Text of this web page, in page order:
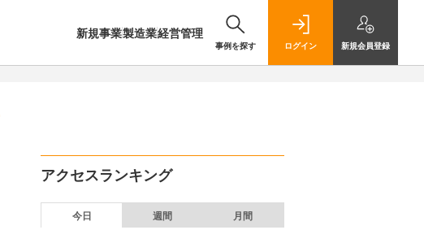
新規事業製造業経営管理
事例を探す ログイン 新規会員登録
アクセスランキング
今日 週間 月間